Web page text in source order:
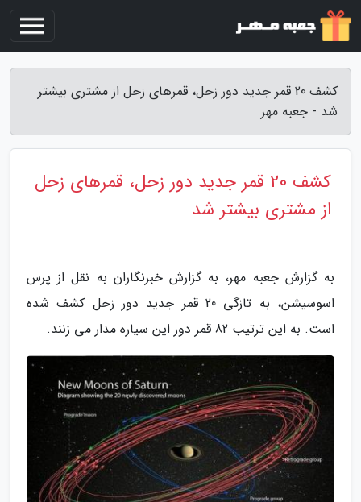
کشف 20 قمر جدید دور زحل، قمرهای زحل از مشتری بیشتر
شد - جعبه مهر
کشف 20 قمر جدید دور زحل، قمرهای زحل
از مشتری بیشتر شد
به گزارش جعبه مهر، به گزارش خبرنگاران به نقل از پرس
اسوسیشن، به تازگی 20 قمر جدید دور زحل کشف شده
است. به این ترتیب 82 قمر دور این سیاره مدار می زنند.